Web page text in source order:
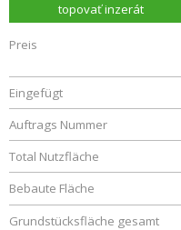
topovať inzerát
Preis
Eingefügt
Auftrags Nummer
Total Nutzfläche
Bebaute Fläche
Grundstücksfläche gesamt